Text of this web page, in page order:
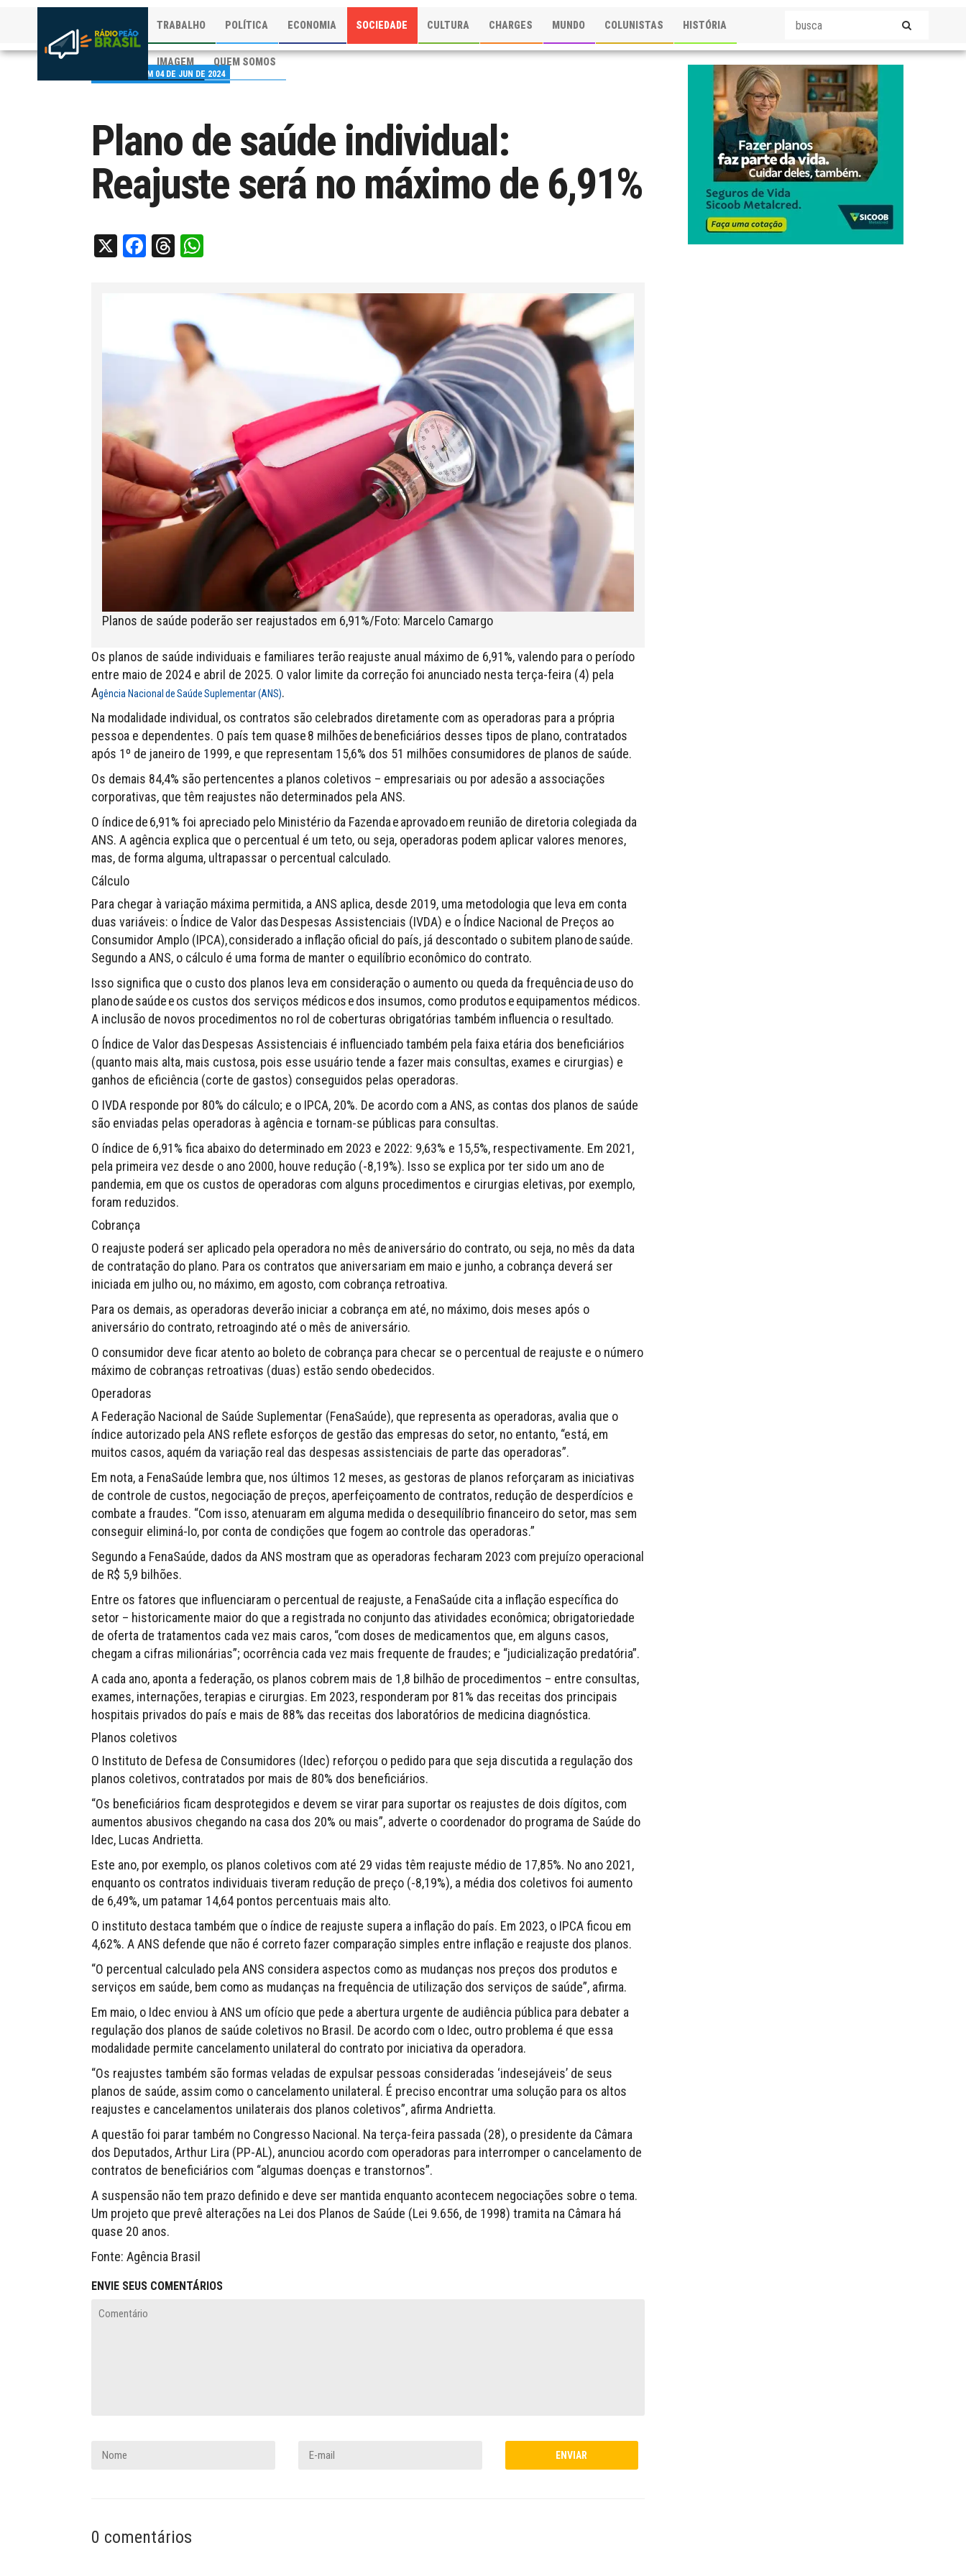
TRABALHO POLÍTICA ECONOMIA SOCIEDADE CULTURA CHARGES MUNDO COLUNISTAS HISTÓRIA
IMAGEM QUEM SOMOS
PUBLICADO EM 04 DE JUN DE 2024
Plano de saúde individual:
Reajuste será no máximo de 6,91%
X Facebook
Threads
Planos de saúde poderão ser reajustados em 6,91%/Foto: Marcelo Camargo
Os planos de saúde individuais e familiares terão reajuste anual máximo de 6,91%, valendo para o período
entre maio de 2024 e abril de 2025. O valor limite da correção foi anunciado nesta terça-feira (4) pela
Agência Nacional de Saúde Suplementar (ANS).
Na modalidade individual, os contratos são celebrados diretamente com as operadoras para a própria
pessoa e dependentes. O país tem quase 8 milhões de beneficiários desses tipos de plano, contratados
após 1º de janeiro de 1999, e que representam 15,6% dos 51 milhões consumidores de planos de saúde.
Os demais 84,4% são pertencentes a planos coletivos – empresariais ou por adesão a associações
corporativas, que têm reajustes não determinados pela ANS.
O índice de 6,91% foi apreciado pelo Ministério da Fazenda e aprovado em reunião de diretoria colegiada da
ANS. A agência explica que o percentual é um teto, ou seja, operadoras podem aplicar valores menores,
mas, de forma alguma, ultrapassar o percentual calculado.
Cálculo
Para chegar à variação máxima permitida, a ANS aplica, desde 2019, uma metodologia que leva em conta
duas variáveis: o Índice de Valor das Despesas Assistenciais (IVDA) e o Índice Nacional de Preços ao
Consumidor Amplo (IPCA), considerado a inflação oficial do país, já descontado o subitem plano de saúde.
Segundo a ANS, o cálculo é uma forma de manter o equilíbrio econômico do contrato.
Isso significa que o custo dos planos leva em consideração o aumento ou queda da frequência de uso do
plano de saúde e os custos dos serviços médicos e dos insumos, como produtos e equipamentos médicos.
A inclusão de novos procedimentos no rol de coberturas obrigatórias também influencia o resultado.
O Índice de Valor das Despesas Assistenciais é influenciado também pela faixa etária dos beneficiários
(quanto mais alta, mais custosa, pois esse usuário tende a fazer mais consultas, exames e cirurgias) e
ganhos de eficiência (corte de gastos) conseguidos pelas operadoras.
O IVDA responde por 80% do cálculo; e o IPCA, 20%. De acordo com a ANS, as contas dos planos de saúde
são enviadas pelas operadoras à agência e tornam-se públicas para consultas.
O índice de 6,91% fica abaixo do determinado em 2023 e 2022: 9,63% e 15,5%, respectivamente. Em 2021,
pela primeira vez desde o ano 2000, houve redução (-8,19%). Isso se explica por ter sido um ano de
pandemia, em que os custos de operadoras com alguns procedimentos e cirurgias eletivas, por exemplo,
foram reduzidos.
Cobrança
O reajuste poderá ser aplicado pela operadora no mês de aniversário do contrato, ou seja, no mês da data
de contratação do plano. Para os contratos que aniversariam em maio e junho, a cobrança deverá ser
iniciada em julho ou, no máximo, em agosto, com cobrança retroativa.
Para os demais, as operadoras deverão iniciar a cobrança em até, no máximo, dois meses após o
aniversário do contrato, retroagindo até o mês de aniversário.
O consumidor deve ficar atento ao boleto de cobrança para checar se o percentual de reajuste e o número
máximo de cobranças retroativas (duas) estão sendo obedecidos.
Operadoras
A Federação Nacional de Saúde Suplementar (FenaSaúde), que representa as operadoras, avalia que o
índice autorizado pela ANS reflete esforços de gestão das empresas do setor, no entanto, “está, em
muitos casos, aquém da variação real das despesas assistenciais de parte das operadoras”.
Em nota, a FenaSaúde lembra que, nos últimos 12 meses, as gestoras de planos reforçaram as iniciativas
de controle de custos, negociação de preços, aperfeiçoamento de contratos, redução de desperdícios e
combate a fraudes. “Com isso, atenuaram em alguma medida o desequilíbrio financeiro do setor, mas sem
conseguir eliminá-lo, por conta de condições que fogem ao controle das operadoras.”
Segundo a FenaSaúde, dados da ANS mostram que as operadoras fecharam 2023 com prejuízo operacional
de R$ 5,9 bilhões.
Entre os fatores que influenciaram o percentual de reajuste, a FenaSaúde cita a inflação específica do
setor – historicamente maior do que a registrada no conjunto das atividades econômica; obrigatoriedade
de oferta de tratamentos cada vez mais caros, “com doses de medicamentos que, em alguns casos,
chegam a cifras milionárias”; ocorrência cada vez mais frequente de fraudes; e “judicialização predatória”.
A cada ano, aponta a federação, os planos cobrem mais de 1,8 bilhão de procedimentos – entre consultas,
exames, internações, terapias e cirurgias. Em 2023, responderam por 81% das receitas dos principais
hospitais privados do país e mais de 88% das receitas dos laboratórios de medicina diagnóstica.
Planos coletivos
O Instituto de Defesa de Consumidores (Idec) reforçou o pedido para que seja discutida a regulação dos
planos coletivos, contratados por mais de 80% dos beneficiários.
“Os beneficiários ficam desprotegidos e devem se virar para suportar os reajustes de dois dígitos, com
aumentos abusivos chegando na casa dos 20% ou mais”, adverte o coordenador do programa de Saúde do
Idec, Lucas Andrietta.
Este ano, por exemplo, os planos coletivos com até 29 vidas têm reajuste médio de 17,85%. No ano 2021,
enquanto os contratos individuais tiveram redução de preço (-8,19%), a média dos coletivos foi aumento
de 6,49%, um patamar 14,64 pontos percentuais mais alto.
O instituto destaca também que o índice de reajuste supera a inflação do país. Em 2023, o IPCA ficou em
4,62%. A ANS defende que não é correto fazer comparação simples entre inflação e reajuste dos planos.
“O percentual calculado pela ANS considera aspectos como as mudanças nos preços dos produtos e
serviços em saúde, bem como as mudanças na frequência de utilização dos serviços de saúde”, afirma.
Em maio, o Idec enviou à ANS um ofício que pede a abertura urgente de audiência pública para debater a
regulação dos planos de saúde coletivos no Brasil. De acordo com o Idec, outro problema é que essa
modalidade permite cancelamento unilateral do contrato por iniciativa da operadora.
“Os reajustes também são formas veladas de expulsar pessoas consideradas ‘indesejáveis’ de seus
planos de saúde, assim como o cancelamento unilateral. É preciso encontrar uma solução para os altos
reajustes e cancelamentos unilaterais dos planos coletivos”, afirma Andrietta.
A questão foi parar também no Congresso Nacional. Na terça-feira passada (28), o presidente da Câmara
dos Deputados, Arthur Lira (PP-AL), anunciou acordo com operadoras para interromper o cancelamento de
contratos de beneficiários com “algumas doenças e transtornos”.
A suspensão não tem prazo definido e deve ser mantida enquanto acontecem negociações sobre o tema.
Um projeto que prevê alterações na Lei dos Planos de Saúde (Lei 9.656, de 1998) tramita na Câmara há
quase 20 anos.
Fonte: Agência Brasil
ENVIE SEUS COMENTÁRIOS
0 comentários